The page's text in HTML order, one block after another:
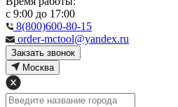
с 9:00 до 17:00
8(800)600-80-15
order-mctool@yandex.ru
Закзать звонок
Москва